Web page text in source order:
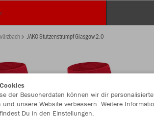
JAKO Stutzenstrumpf Glasgow 2.0
der Besucherdaten können wir dir personalisierte
und unsere Website verbessern. Weitere
Du in den Einstellungen.